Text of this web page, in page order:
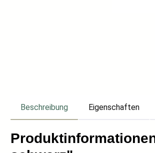
Beschreibung Eigenschaften